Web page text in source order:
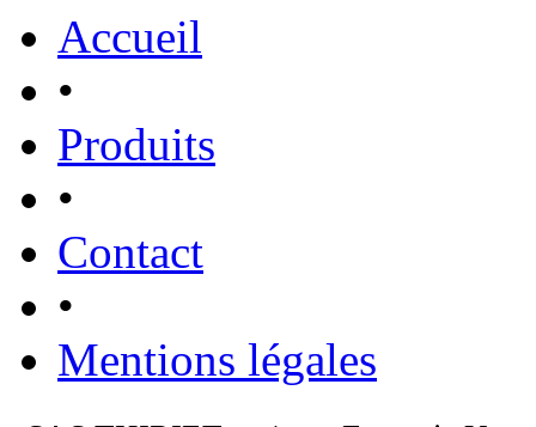
Accueil
•
Produits
•
Contact
•
Mentions légales